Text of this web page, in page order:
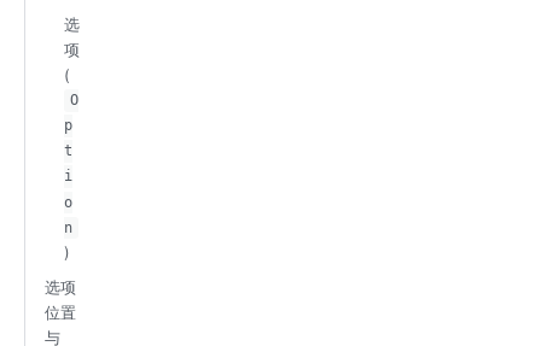
选
项
(
O
p
t
i
o
n
)
选项
位置
与